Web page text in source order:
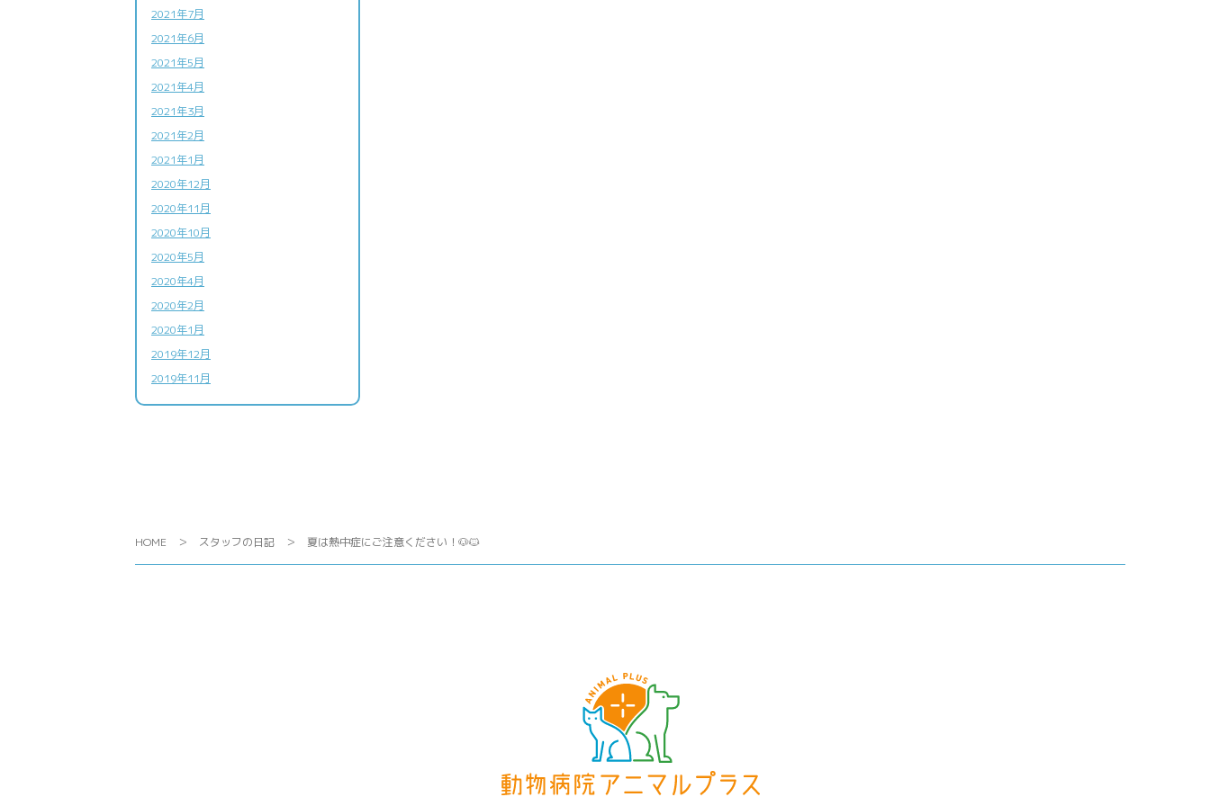
2021年7月
2021年6月
2021年5月
2021年4月
2021年3月
2021年2月
2021年1月
2020年12月
2020年11月
2020年10月
2020年5月
2020年4月
2020年2月
2020年1月
2019年12月
2019年11月
HOME スタッフの日記 夏は熱中症にご注意ください！🐶🐱